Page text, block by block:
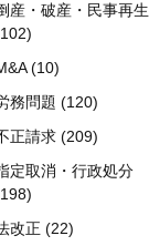
産・破産・民事再生
(10)
務問題 (120)
正請求 (209)
定取消・行政処分
改正 (22)